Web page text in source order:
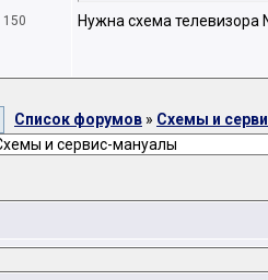
Нужна схема телевизора
Список форумов » Схемы и